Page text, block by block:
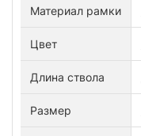
Материал рамки
Цвет
Длина ствола
Размер